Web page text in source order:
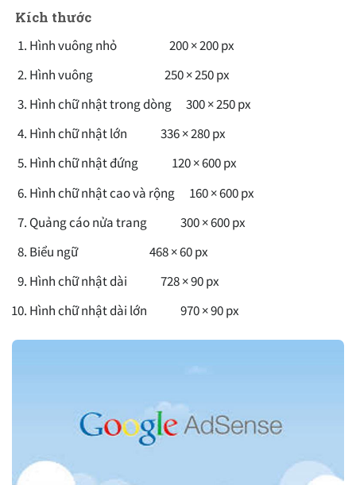
Kích thước
Hình vuông nhỏ 200 × 200 px
Hình vuông 250 × 250 px
Hình chữ nhật trong dòng 300 × 250 px
Hình chữ nhật lớn 336 × 280 px
Hình chữ nhật đứng 120 × 600 px
Hình chữ nhật cao và rộng 160 × 600 px
Quảng cáo nửa trang 300 × 600 px
Biểu ngữ 468 × 60 px
Hình chữ nhật dài 728 × 90 px
Hình chữ nhật dài lớn 970 × 90 px